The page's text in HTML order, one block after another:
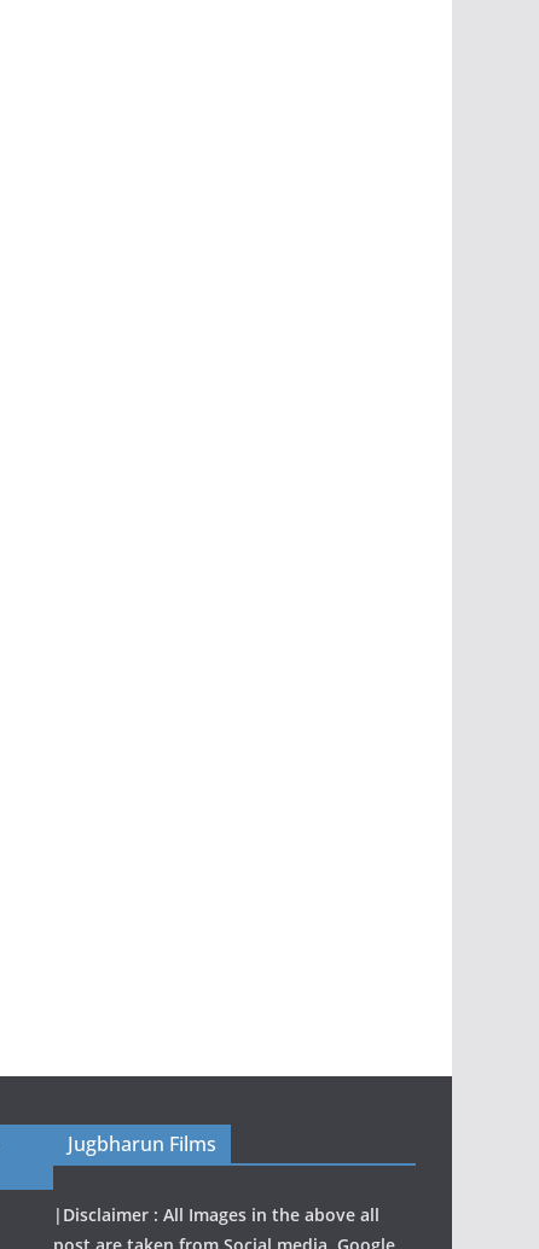
Jugbharun Films
|Disclaimer : All Images in the above all